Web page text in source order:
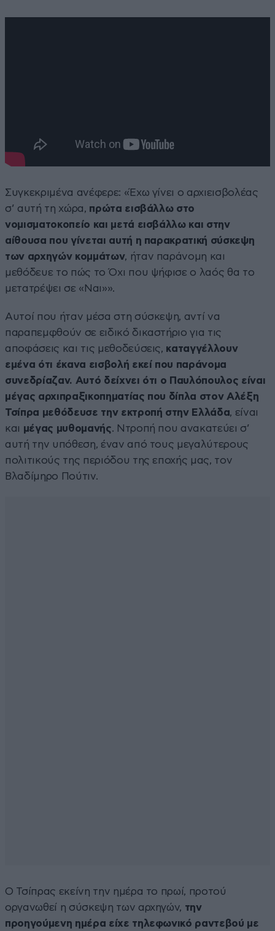
Συγκεκριμένα ανέφερε: «Έχω γίνει ο αρχιεισβολέας
σ’ αυτή τη χώρα, πρώτα εισβάλλω στο
νομισματοκοπείο και μετά εισβάλλω και στην
αίθουσα που γίνεται αυτή η παρακρατική σύσκεψη
των αρχηγών κομμάτων, ήταν παράνομη και
μεθόδευε το πώς το Όχι που ψήφισε ο λαός θα το
μετατρέψει σε «Ναι»».
Αυτοί που ήταν μέσα στη σύσκεψη, αντί να
παραπεμφθούν σε ειδικό δικαστήριο για τις
αποφάσεις και τις μεθοδεύσεις, καταγγέλλουν
εμένα ότι έκανα εισβολή εκεί που παράνομα
συνεδρίαζαν. Αυτό δείχνει ότι ο Παυλόπουλος είναι
μέγας αρχιπραξικοπηματίας που δίπλα στον Αλέξη
Τσίπρα μεθόδευσε την εκτροπή στην Ελλάδα, είναι
και μέγας μυθομανής. Ντροπή που ανακατεύει σ’
αυτή την υπόθεση, έναν από τους μεγαλύτερους
πολιτικούς της περιόδου της εποχής μας, τον
Βλαδίμηρο Πούτιν.
Ο Τσίπρας εκείνη την ημέρα το πρωί, προτού
οργανωθεί η σύσκεψη των αρχηγών, την
προηγούμενη ημέρα είχε τηλεφωνικό ραντεβού με